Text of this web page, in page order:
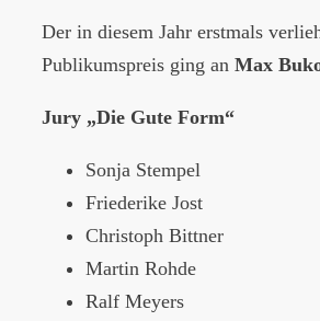
Der in diesem Jahr erstmals
Publikumspreis ging an Max
Jury „Die Gute Form“
Sonja Stempel
Friederike Jost
Christoph Bittner
Martin Rohde
Ralf Meyers